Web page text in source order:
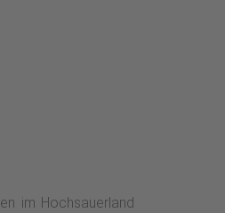
im Hochsauerland